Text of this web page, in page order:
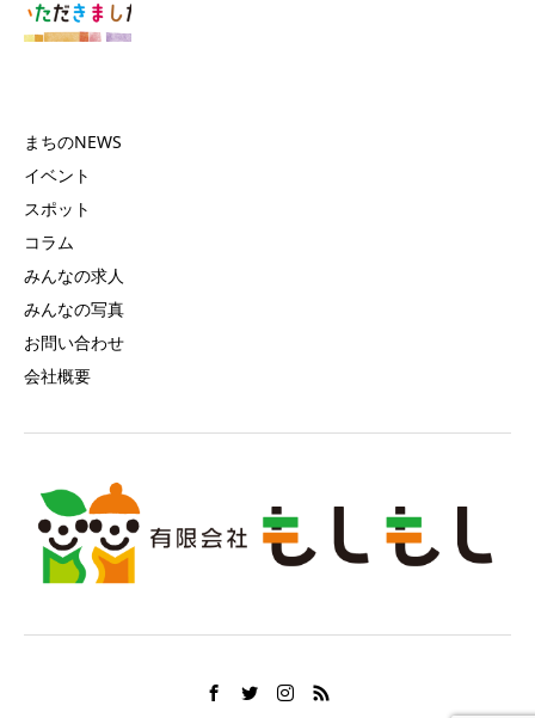
まちのNEWS
イベント
スポット
コラム
みんなの求人
みんなの写真
お問い合わせ
会社概要